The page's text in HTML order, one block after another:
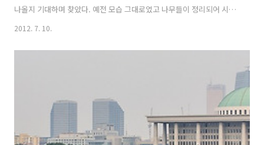
나올지 기대하며 찾았다. 예전 모습 그대로였고 나무들이 정리되어 시야
는 더 좋았던 것 같다. 마침 역동적인 구름이 몰려와서 밋밋한 사진을 피
(2010/07/12 - [사진생활/야경] - 흑석동 용봉정에서 내려다본 야경) 보
2012. 7. 10.